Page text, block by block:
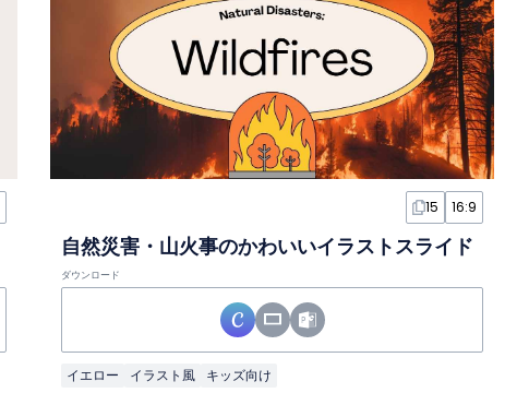
15 16:9
自然災害・山火事のかわいいイラストスライド
ダウンロード
イエロー イラスト風 キッズ向け